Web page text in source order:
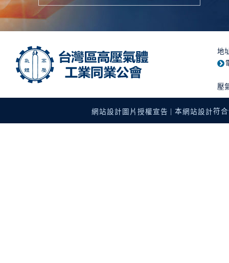
地
壓
網站設計圖片授權宣告 | 本網站設計符